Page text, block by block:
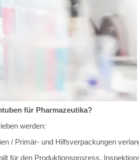
für Pharmazeutika?
werden:
/ Primär- und Hilfsverpackungen
für den Produktionsprozess,